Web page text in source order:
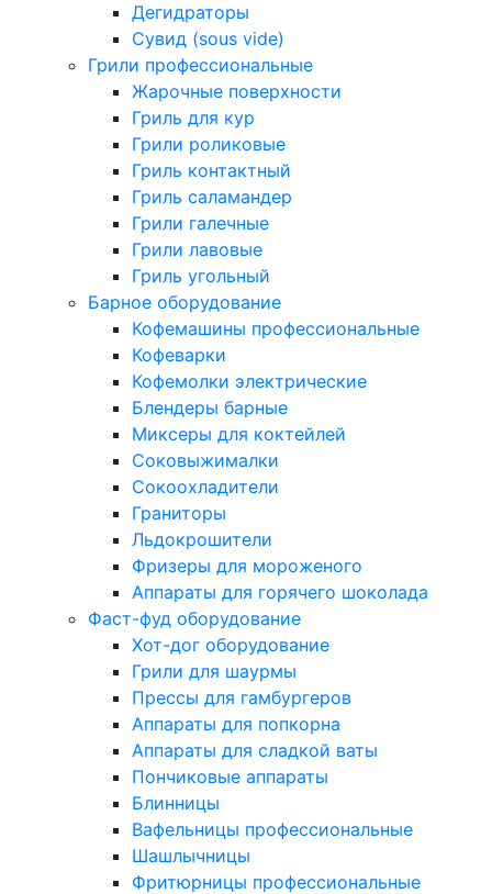
Дегидраторы
Сувид (sous vide)
Грили профессиональные
Жарочные поверхности
Гриль для кур
Грили роликовые
Гриль контактный
Гриль саламандер
Грили галечные
Грили лавовые
Гриль угольный
Барное оборудование
Кофемашины профессиональные
Кофеварки
Кофемолки электрические
Блендеры барные
Миксеры для коктейлей
Соковыжималки
Сокоохладители
Граниторы
Льдокрошители
Фризеры для мороженого
Аппараты для горячего шоколада
Фаст-фуд оборудование
Хот-дог оборудование
Грили для шаурмы
Прессы для гамбургеров
Аппараты для попкорна
Аппараты для сладкой ваты
Пончиковые аппараты
Блинницы
Вафельницы профессиональные
Шашлычницы
Фритюрницы профессиональные